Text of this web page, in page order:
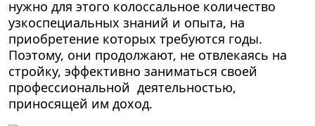
нужно для этого колоссальное количество
узкоспециальных знаний и опыта, на
приобретение которых требуются годы.
Поэтому, они продолжают, не отвлекаясь на
стройку, эффективно заниматься своей
профессиональной деятельностью,
приносящей им доход.